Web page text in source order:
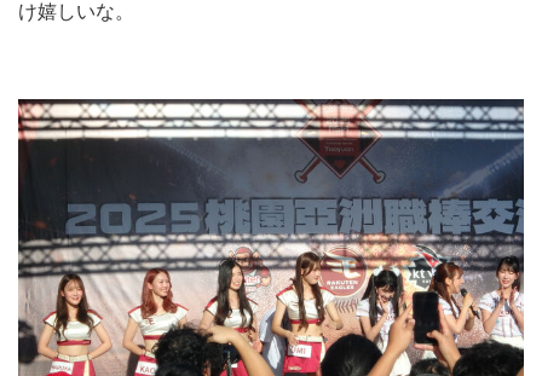
け嬉しいな。